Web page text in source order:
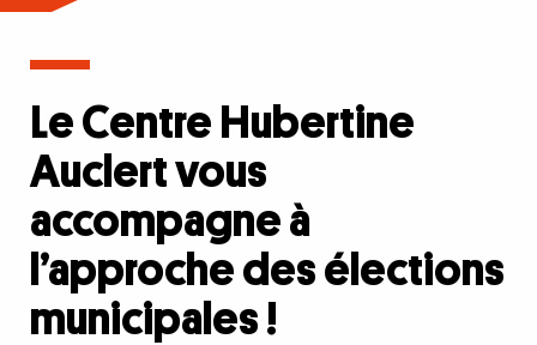
Le Centre Hubertine
Auclert vous
accompagne à
l’approche des élections
municipales !